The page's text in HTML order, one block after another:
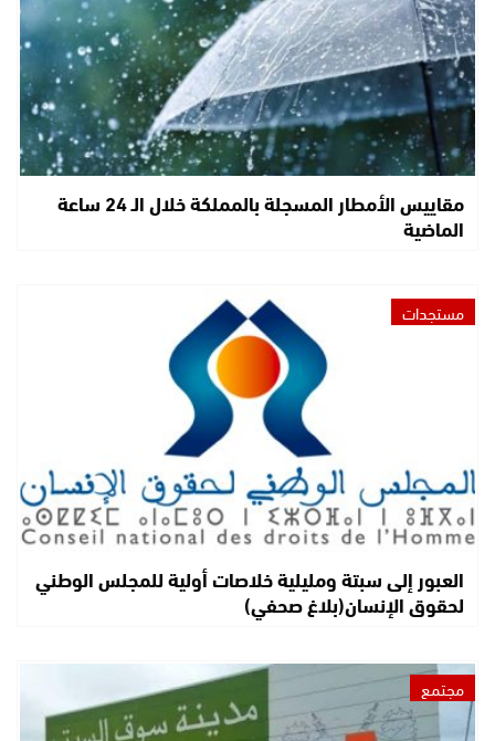
مقاييس الأمطار المسجلة بالمملكة خلال الـ 24 ساعة
الماضية
مستجدات
العبور إلى سبتة ومليلية خلاصات أولية للمجلس الوطني
لحقوق الإنسان(بلاغ صحفي)
مجتمع